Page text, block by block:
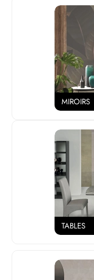
MIROIRS
TABLES